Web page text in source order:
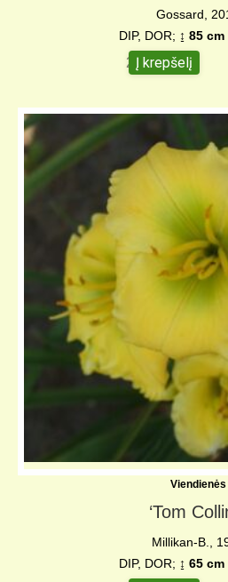
Gossard,
DIP, DOR; ↨ 85 cm
25,00€
Į krepšelį
Viendienės
‘Tom
Millikan-B.,
DIP, DOR; ↨ 65 cm